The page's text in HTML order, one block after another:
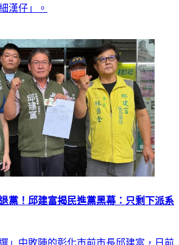
漢仔」。
黨！邱建富揭民進黨黑幕：只剩下派系
」中敗陣的彰化市前市長邱建富，日前